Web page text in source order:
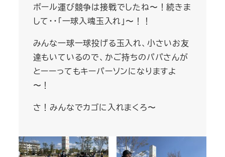
ボール運び競争は接戦でしたね〜！続きま
して・・「一球入魂玉入れ」〜！！
みんな一球一球投げる玉入れ、小さいお友
達もいているので、かご持ちのパパさんが
とーーってもキーパーソンになりますよ
〜！
さ！みんなでカゴに入れまくろ〜